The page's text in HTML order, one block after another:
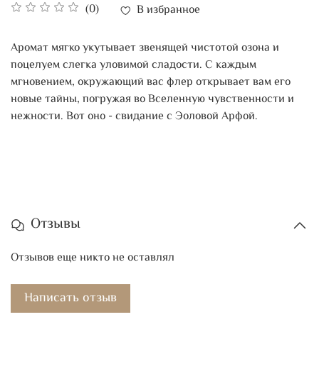
(0) В избранное
Аромат мягко укутывает звенящей чистотой озона и
поцелуем слегка уловимой сладости. С каждым
мгновением, окружающий вас флер открывает вам его
новые тайны, погружая во Вселенную чувственности и
нежности. Вот оно - свидание с Эоловой Арфой.
Отзывы
Отзывов еще никто не оставлял
Написать отзыв